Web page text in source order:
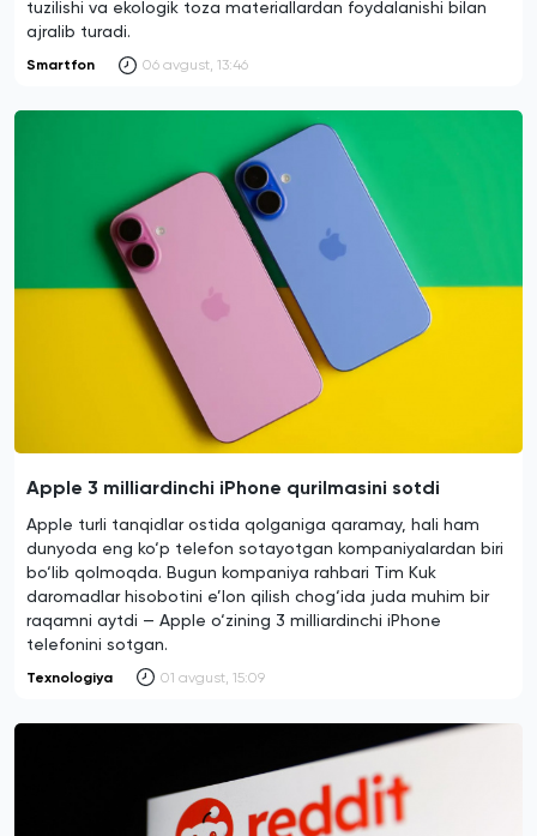
tuzilishi va ekologik toza materiallardan foydalanishi bilan
ajralib turadi.
Smartfon 06 avgust, 13:46
Apple 3 milliardinchi iPhone qurilmasini sotdi
Apple turli tanqidlar ostida qolganiga qaramay, hali ham
dunyoda eng ko‘p telefon sotayotgan kompaniyalardan biri
bo‘lib qolmoqda. Bugun kompaniya rahbari Tim Kuk
daromadlar hisobotini e’lon qilish chog‘ida juda muhim bir
raqamni aytdi — Apple o‘zining 3 milliardinchi iPhone
telefonini sotgan.
Texnologiya 01 avgust, 15:09